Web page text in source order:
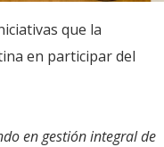
que la
en participar del
en gestión integral de